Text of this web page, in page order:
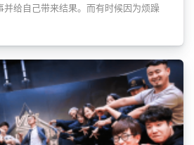
并给自己带来结果。而有时候因为烦躁